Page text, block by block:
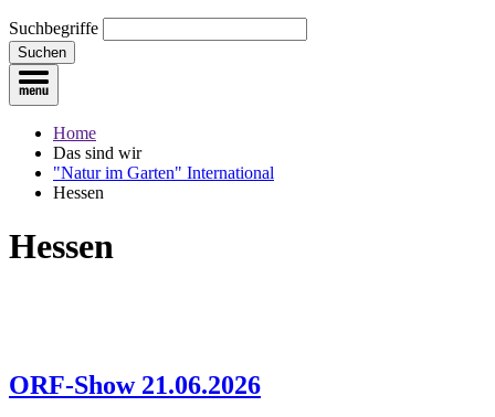
Suchbegriffe
Suchen
Home
Das sind wir
"Natur im Garten" International
Hessen
Hessen
ORF-Show 21.06.2026